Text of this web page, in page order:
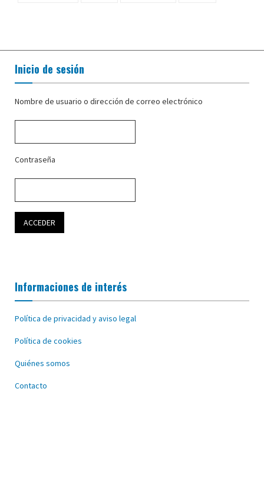
Inicio de sesión
Nombre de usuario o dirección de correo electrónico
Contraseña
Informaciones de interés
Política de privacidad y aviso legal
Política de cookies
Quiénes somos
Contacto